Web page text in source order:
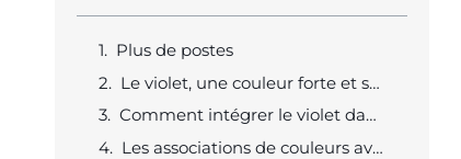
Plus de postes
Le violet, une couleur forte et sophistiquée
Comment intégrer le violet dans votre garde-robe
Les associations de couleurs avec le violet